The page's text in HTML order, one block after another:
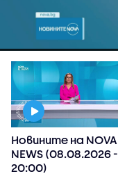
Новините на NOVA
NEWS (08.08.2026 -
20:00)